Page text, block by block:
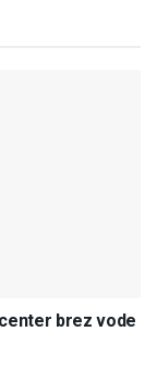
brez vode